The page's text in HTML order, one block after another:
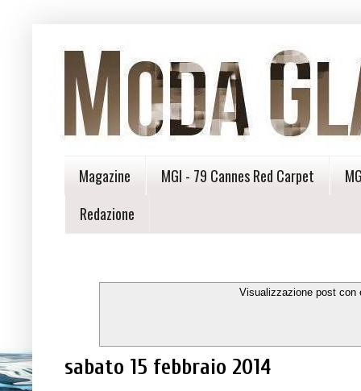
Magazine MGI - 79 Cannes Red Carpet
Redazione
Visualizzazione post
sabato 15 febbraio 2014